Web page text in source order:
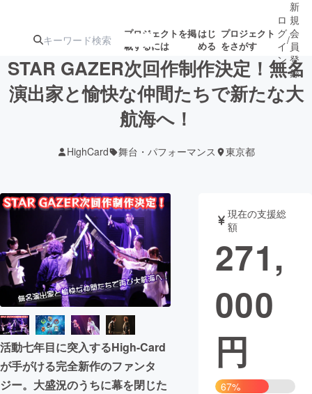
プロジェクトを掲
載するには
はじ
める
プロジェクト
をさがす
注目の新着プロ募集終了が近いプ
テクノロジー・ガジェット
映像・映画 書籍・雑誌
ビジネス・起業 チャレンジ
まちづくり・地域活性化
CAMPFIRE for Social Good
CAMPFIRE Creation
ロ
グ
イ
ン
/
新
規
会
員
登
録
STAR GAZER次回作制作決定！無名
演出家と愉快な仲間たちで新たな大
航海へ！
HighCard 舞台・パフォーマンス 東京都
活動七年目に突入するHigh-Card
が手がける完全新作のファンタ
ジー。大盛況のうちに幕を閉じた
現在の支援総
額
271,
000
円
67%